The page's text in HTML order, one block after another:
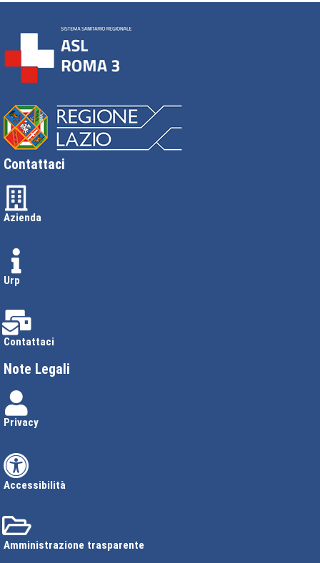
Contattaci
Azienda
Urp
Contattaci
Note Legali
Privacy
Accessibilità
Amministrazione trasparente